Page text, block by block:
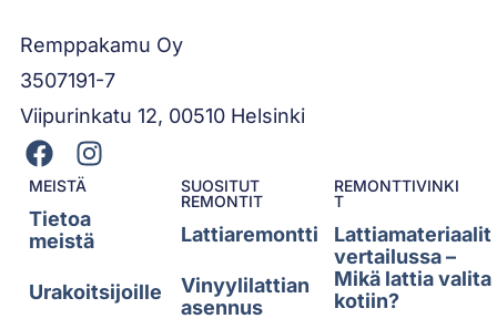
Remppakamu Oy
3507191-7
Viipurinkatu 12, 00510 Helsinki
MEISTÄ
Tietoa
meistä
Urakoitsijoille
SUOSITUT
REMONTIT
Lattiaremontti
Vinyylilattian
asennus
REMONTTIVINKI
T
Lattiamateriaalit
vertailussa –
Mikä lattia valita
kotiin?